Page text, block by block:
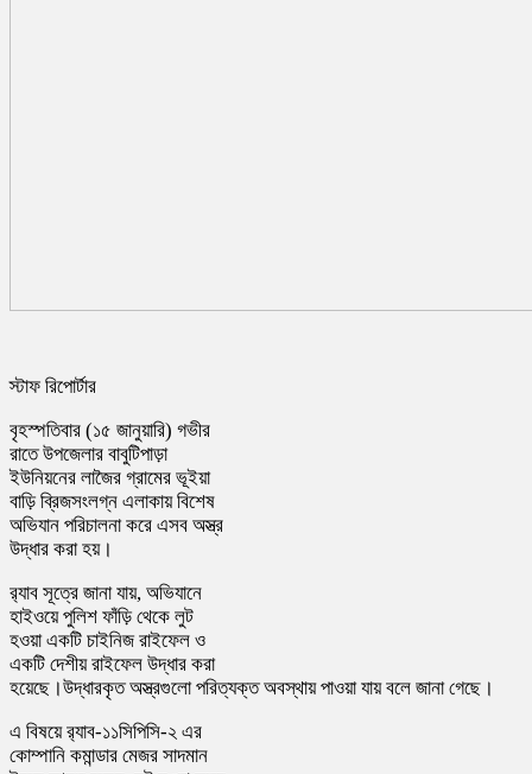
স্টাফ রিপোর্টার
বৃহস্পতিবার (১৫ জানুয়ারি) গভীর
রাতে উপজেলার বাবুটিপাড়া
ইউনিয়নের লাজৈর গ্রামের ভূইয়া
বাড়ি ব্রিজসংলগ্ন এলাকায় বিশেষ
অভিযান পরিচালনা করে এসব অস্ত্র
উদ্ধার করা হয়।
র‍্যাব সূত্রে জানা যায়, অভিযানে
হাইওয়ে পুলিশ ফাঁড়ি থেকে লুট
হওয়া একটি চাইনিজ রাইফেল ও
একটি দেশীয় রাইফেল উদ্ধার করা
হয়েছে।উদ্ধারকৃত অস্ত্রগুলো পরিত্যক্ত অবস্থায় পাওয়া যায় বলে জানা গেছে।
এ বিষয়ে র‍্যাব-১১সিপিসি-২ এর
কোম্পানি কমান্ডার মেজর সাদমান